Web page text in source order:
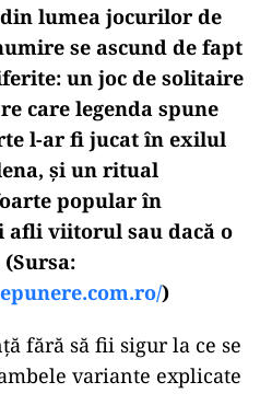
lumea jocurilor de
se ascund de fapt
un joc de solitaire
care legenda spune
l-ar fi jucat în exilul
și un ritual
popular în
afli viitorul sau dacă o
)
fără să fii sigur la ce se
variante explicate